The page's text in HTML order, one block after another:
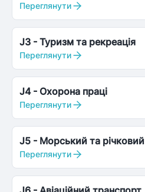
Переглянути
J3 - Туризм та рекреація
Переглянути
J4- Охорона праці
Переглянути
J5 - Морський та
Переглянути